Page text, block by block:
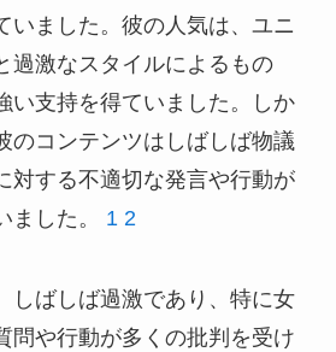
いました。彼の人気は、ユニ
過激なスタイルによるもの
い支持を得ていました。しか
のコンテンツはしばしば物議
対する不適切な発言や行動が
ました。 1 2
しばしば過激であり、特に女
問や行動が多くの批判を受け